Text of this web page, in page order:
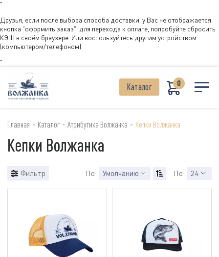
"
Друзья, если после выбора способа доставки, у Вас не отображается
кнопка "оформить заказ", для перехода к оплате, попробуйте сбросить
КЭШ в своём браузере. Или воспользуйтесь другим устройством
(компьютером/телефоном)
"
Каталог 0
Главная - Каталог - Атрибутика Волжанка - Кепки Волжанка
Кепки Волжанка
Фильтр По: Умолчанию По: 24